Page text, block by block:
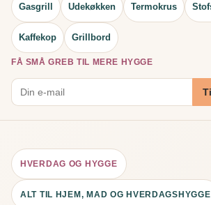
Gasgrill Udekøkken Termokrus
Kaffekop Grillbord
FÅ SMÅ GREB TIL MERE HYGGE
HVERDAG OG HYGGE
ALT TIL HJEM, MAD OG HVERDAGSHYGGE